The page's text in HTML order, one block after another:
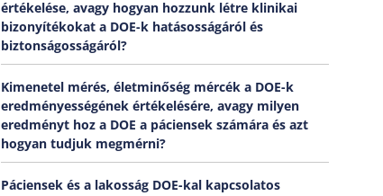
értékelése, avagy hogyan hozzunk létre klinikai
bizonyítékokat a DOE-k hatásosságáról és
biztonságosságáról?
Kimenetel mérés, életminőség mércék a DOE-k
eredményességének értékelésére, avagy milyen
eredményt hoz a DOE a páciensek számára és azt
hogyan tudjuk megmérni?
Páciensek és a lakosság DOE-kal kapcsolatos